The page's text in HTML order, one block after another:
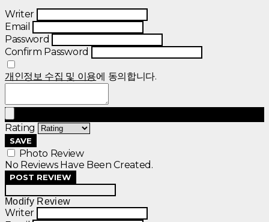
Writer
Email
Password
Confirm Password
개인정보 수집 및 이용에 동의합니다.
Rating
SAVE
Photo Review
No Reviews Have Been Created.
POST REVIEW
Modify Review
Writer